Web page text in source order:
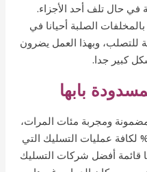
حال تلف أحد الأجزاء.
الصلبة أحيانا في
وبهذا العمل يضرون
جدا.
بابها
ومجربة مئات المرات،
نجاح بنسبة 100% لكافة عمليات التسليك التي
أفضل شركات التسليك